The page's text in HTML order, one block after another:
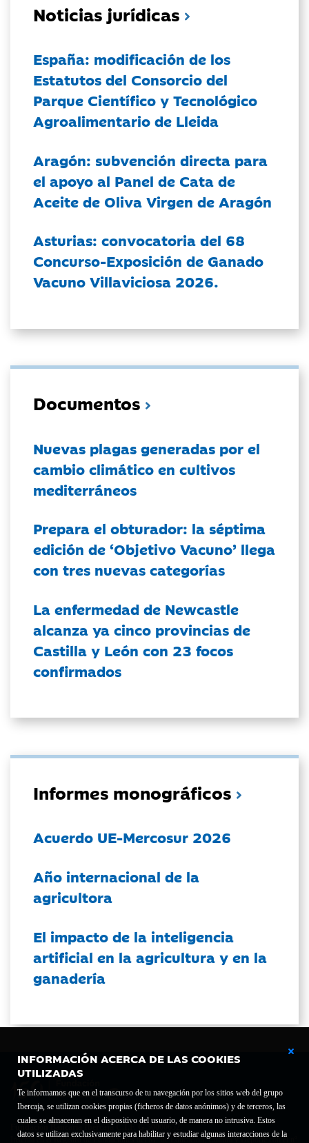
INFORMACIÓN ACERCA DE LAS COOKIES
UTILIZADAS
Te informamos que en el transcurso de tu navegación por los sitios web del grupo
Ibercaja, se utilizan cookies propias (ficheros de datos anónimos) y de terceros, las
cuales se almacenan en el dispositivo del usuario, de manera no intrusiva. Estos
datos se utilizan exclusivamente para habilitar y estudiar algunas interacciones de la
Noticias jurídicas
España: modificación de los
Estatutos del Consorcio del
Parque Científico y Tecnológico
Agroalimentario de Lleida
Aragón: subvención directa para
el apoyo al Panel de Cata de
Aceite de Oliva Virgen de Aragón
Asturias: convocatoria del 68
Concurso-Exposición de Ganado
Vacuno Villaviciosa 2026.
Documentos
Nuevas plagas generadas por el
cambio climático en cultivos
mediterráneos
Prepara el obturador: la séptima
edición de ‘Objetivo Vacuno’ llega
con tres nuevas categorías
La enfermedad de Newcastle
alcanza ya cinco provincias de
Castilla y León con 23 focos
confirmados
Informes monográficos
Acuerdo UE-Mercosur 2026
Año internacional de la
agricultora
El impacto de la inteligencia
artificial en la agricultura y en la
ganadería
Fundación Bancaria Ibercaja C.I.F. G-50000652.
Inscrita en el Registro de Fundaciones del Mº de Educación, Cultura y Deporte con el nº